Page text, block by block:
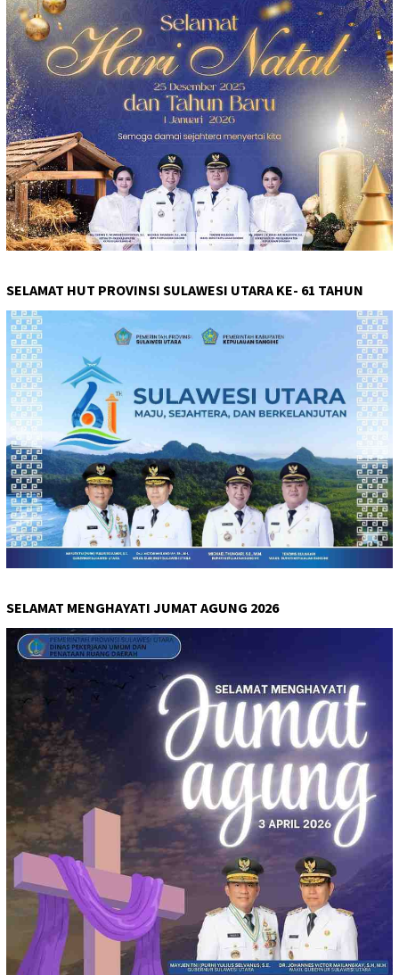
SELAMAT HUT PROVINSI SULAWESI UTARA KE- 61 TAHUN
SELAMAT MENGHAYATI JUMAT AGUNG 2026